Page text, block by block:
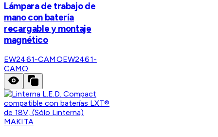
Lámpara de trabajo de
mano con batería
recargable y montaje
magnético
EW2461-CAMOEW2461-
CAMO
MAKITA